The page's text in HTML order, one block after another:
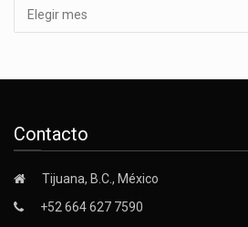
Contacto
Tijuana, B.C., México
+52 664 627 7590